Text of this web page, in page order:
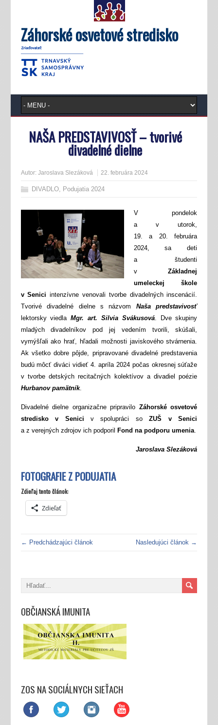
Záhorské osvetové stredisko
NAŠA PREDSTAVIVOSŤ – tvorivé
divadelné dielne
Autor: Jaroslava Slezáková 22. februára 2024
DIVADLO, Podujatia 2024
V pondelok
a v utorok,
19. a 20. februára
2024, sa deti
a študenti
vZákladnej
umeleckej škole
v Senici intenzívne venovali tvorbe divadelných inscenácií.
Tvorivé divadelné dielne s názvom Naša predstavivosť
lektorsky viedlaMgr. art. Silvia Svákusová. Dve skupiny
mladých divadelníkov pod jej vedením tvorili, skúšali,
vymýšľali ako hrať, hľadali možnosti javiskového stvárnenia.
Ak všetko dobre pôjde, pripravované divadelné predstavenia
budú môcť diváci vidieť 4. apríla 2024 počas okresnej súťaže
v tvorbe detských recitačných kolektívov a divadiel poézie
Hurbanov pamätník.
Divadelné dielne organizačne pripravilo Záhorské osvetové
stredisko v Senici v spolupráci soZUŠ v Senici
a z verejných zdrojov ich podporil
Fond na podporu umenia.
JaroslavaSlezáková
FOTOGRAFIE Z PODUJATIA
Zdieľaj tento článok:
Zdieľať
← Predchádzajúci článok Nasledujúci článok →
OBČIANSKÁ IMUNITA
ZOS NA SOCIÁLNYCH SIEŤACH